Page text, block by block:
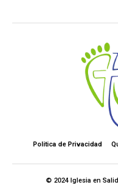
Politica de Privacidad
© 2024 Iglesia en